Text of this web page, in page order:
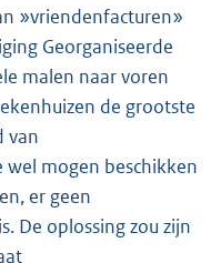
»vriendenfacturen»
Georganiseerde
malen naar voren
de grootste
van
mogen beschikken
er geen
De oplossing zou zijn